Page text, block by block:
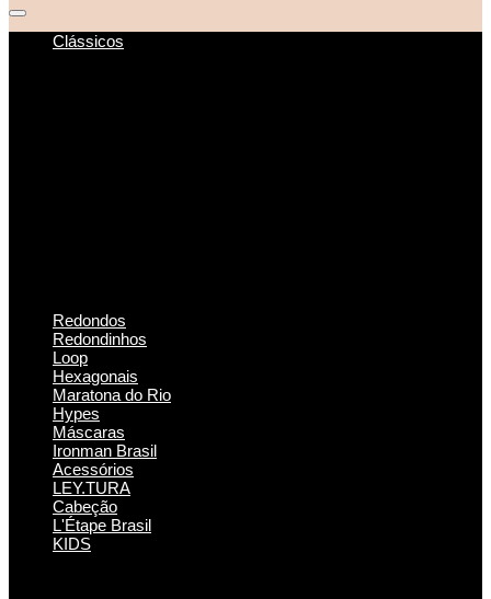
Clássicos
Redondos
Redondinhos
Loop
Hexagonais
Maratona do Rio
Hypes
Máscaras
Ironman Brasil
Acessórios
LEY.TURA
Cabeção
L'Étape Brasil
KIDS